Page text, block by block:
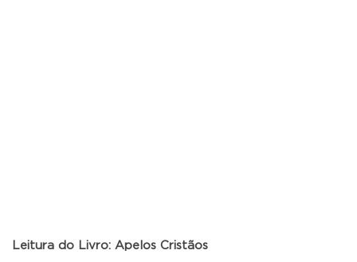
Leitura do Livro: Apelos Cristãos